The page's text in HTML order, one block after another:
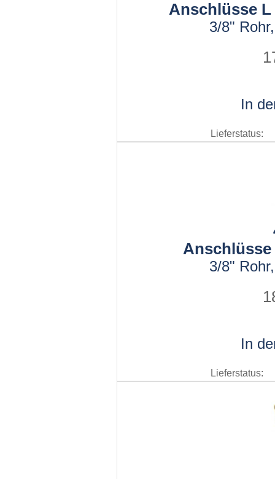
Anschlüsse
3/8"
In
Lieferstatus:
Anschlüsse
3/8"
In
Lieferstatus: